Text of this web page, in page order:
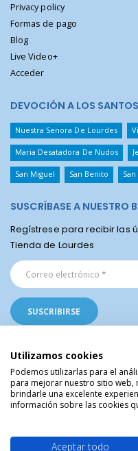
Privacy policy
Formas de pago
Blog
Live Video+
Acceder
DEVOCIÓN A LOS SANTOS
Nuestra Senora De Lourdes
Maria Desatadora De Nudos
San Miguel San Benito
SUSCRÍBASE A NUESTRO
Regístrese para recibir las
Tienda de Lourdes
La Tienda Religiosa de Lourdes ©
de Lourdes en Francia | Arte
Utilizamos cookies
Podemos utilizarlas para el
para mejorar nuestro sitio
brindarle una excelente
información sobre las cookies
Aceptar todo